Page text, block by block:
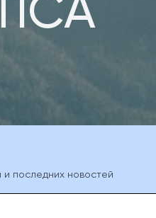
и последних новостей